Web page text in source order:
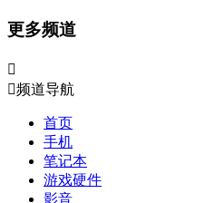
更多频道

频道导航
首页
手机
笔记本
游戏硬件
影音